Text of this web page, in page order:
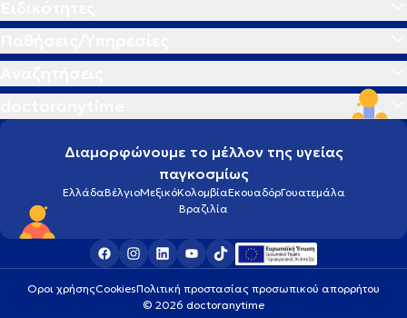
Διαμορφώνουμε το μέλλον της υγείας
παγκοσμίως
ΕλλάδαΒέλγιοΜεξικόΚολομβίαΕκουαδόρΓουατεμάλα
Βραζιλία
Οροι χρήσηςCookiesΠολιτική προστασίας προσωπικού απορρήτου
© 2026 doctoranytime